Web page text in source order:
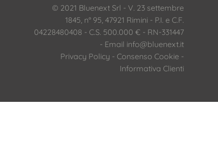
© 2021 Bluenext Srl - V. 23 settembre
1845, n° 95, 47921 Rimini - P.I. e C.F.
04228480408 - C.S. 500.000 € - RN-331447
- Email info@bluenext.it
Privacy Policy - Consenso Cookie -
Informativa Clienti